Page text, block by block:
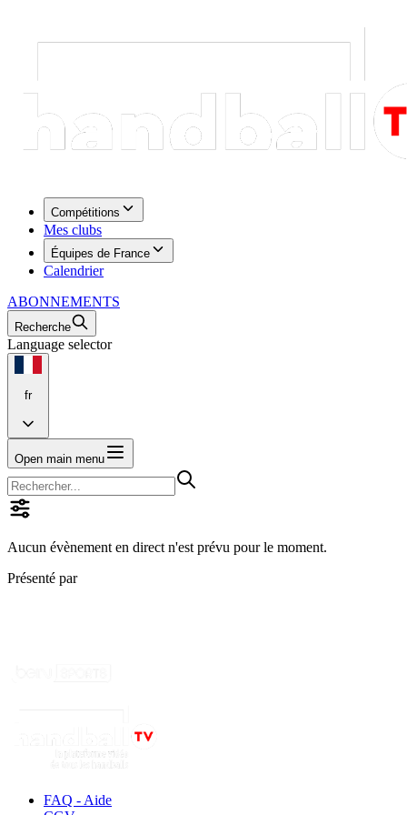
Compétitions
Mes clubs
Équipes de France
Calendrier
ABONNEMENTS
Recherche
Language selector
fr
Open main menu
Aucun évènement en direct n'est prévu pour le moment.
Présenté par
FAQ - Aide